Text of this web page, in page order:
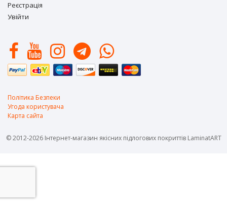
Реєстрація
Увійти
Політика Безпеки
Угода користувача
Карта сайта
© 2012-2026 Інтернет-магазин якісних підлогових покриттів LaminatART